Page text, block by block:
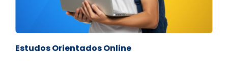
Estudos Orientados Online